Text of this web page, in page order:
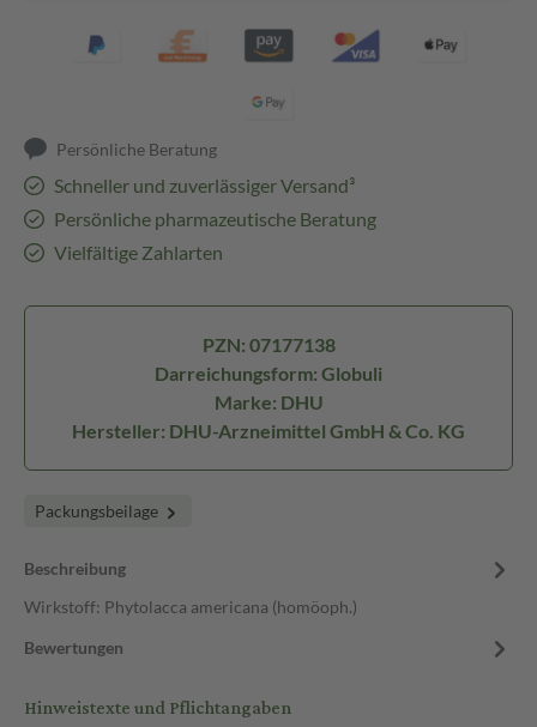
Persönliche Beratung
Schneller und zuverlässiger Versand³
Persönliche pharmazeutische Beratung
Vielfältige Zahlarten
PZN: 07177138
Darreichungsform: Globuli
Marke: DHU
Hersteller: DHU-Arzneimittel GmbH & Co. KG
Packungsbeilage
Beschreibung
Wirkstoff: Phytolacca americana (homöoph.)
Bewertungen
Hinweistexte und Pflichtangaben